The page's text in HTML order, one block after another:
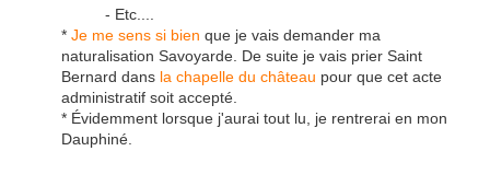
- Etc....
* Je me sens si bien que je vais demander ma
naturalisation Savoyarde. De suite je vais prier Saint
Bernard dans la chapelle du château pour que cet acte
administratif soit accepté.
* Évidemment lorsque j'aurai tout lu, je rentrerai en mon
Dauphiné.